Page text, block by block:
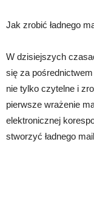
Jak zrobić ładnego
W dzisiejszych
się za
nie tylko czytelne i
pierwsze wrażenie
elektronicznej
stworzyć ładnego